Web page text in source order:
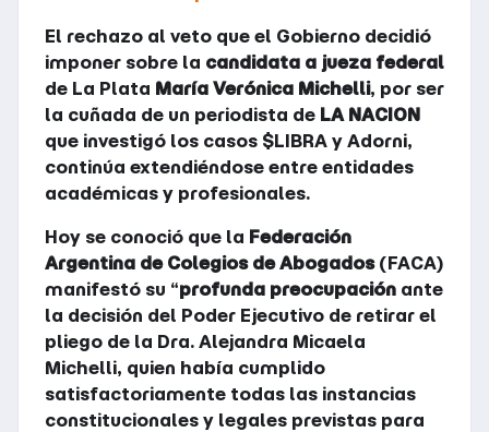
El rechazo al veto que el Gobierno decidió
imponer sobre la candidata a jueza federal
de La Plata María Verónica Michelli, por ser
la cuñada de un periodista de LA NACION
que investigó los casos $LIBRA y Adorni,
continúa extendiéndose entre entidades
académicas y profesionales.
Hoy se conoció que la Federación
Argentina de Colegios de Abogados(FACA)
manifestó su “profunda preocupación ante
la decisión del Poder Ejecutivo de retirar el
pliego de la Dra. Alejandra Micaela
Michelli, quien había cumplido
satisfactoriamente todas las instancias
constitucionales y legales previstas para